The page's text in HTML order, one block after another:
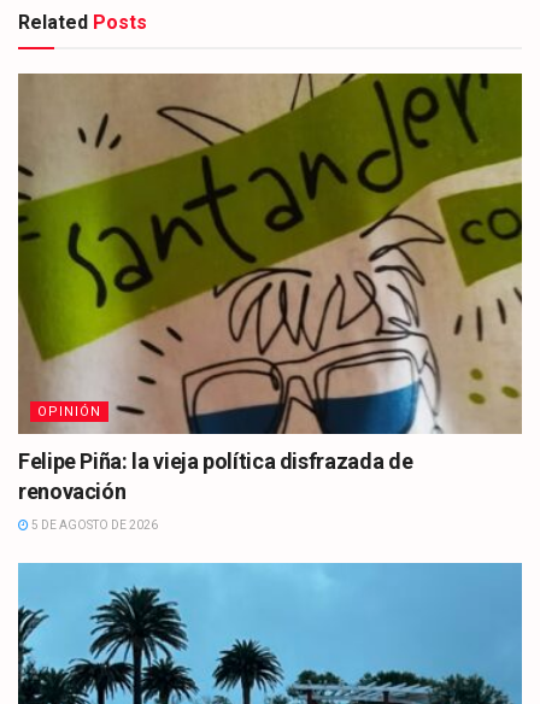
Related Posts
OPINIÓN
Felipe Piña: la vieja política disfrazada de
renovación
5 DE AGOSTO DE 2026